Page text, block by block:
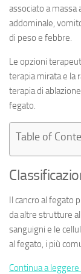
associato a massa
addominale,
di peso e febbre.
Le opzioni
terapia mirata e la
terapia di
fegato.
Table of
Il cancro al fegato
da altre strutture
sanguigni e le
al fegato, i più
Continua a